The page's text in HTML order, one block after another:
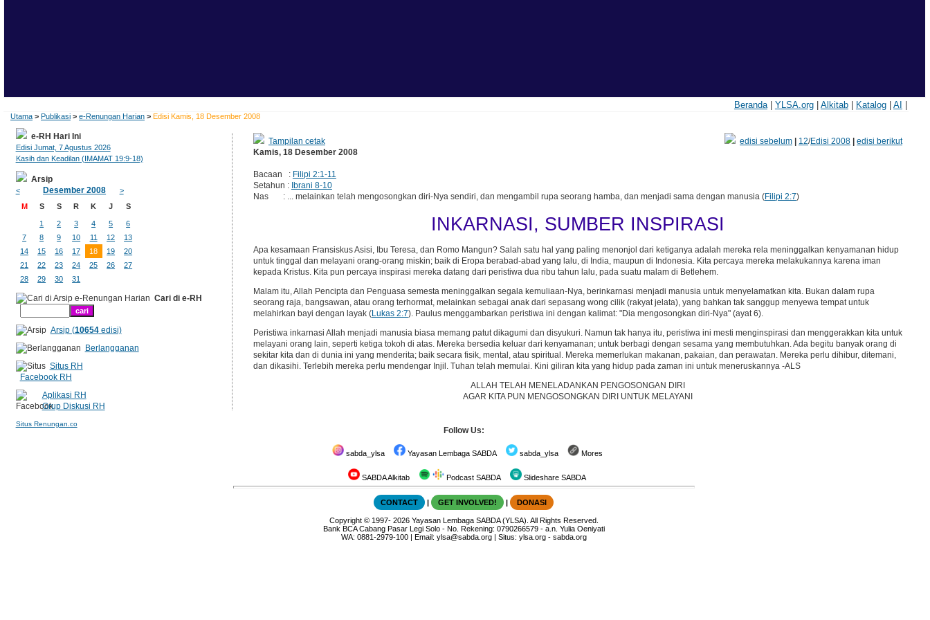
Beranda| YLSA.org| Alkitab| Katalog| AI
Utama > Publikasi > e-Renungan Harian > Edisi Kamis, 18 Desember 2008
Tampilan cetak edisi sebelum| 12/Edisi 2008| edisi berikut
Kamis, 18 Desember 2008
Bacaan : Filipi 2:1-11
Setahun : Ibrani 8-10
Nas : ... melainkan telah mengosongkan diri-Nya sendiri, dan mengambil rupa seorang hamba, dan menjadi sama dengan manusia (Filipi 2:7)
INKARNASI, SUMBER INSPIRASI
Apa kesamaan Fransiskus Asisi, Ibu Teresa, dan Romo Mangun? Salah satu hal yang paling menonjol dari ketiganya adalah mereka rela meninggalkan kenyamanan hidup
untuk tinggal dan melayani orang-orang miskin; baik di Eropa berabad-abad yang lalu, di India, maupun di Indonesia. Kita percaya mereka melakukannya karena iman
kepada Kristus. Kita pun percaya inspirasi mereka datang dari peristiwa dua ribu tahun lalu, pada suatu malam di Betlehem.
Malam itu, Allah Pencipta dan Penguasa semesta meninggalkan segala kemuliaan-Nya, berinkarnasi menjadi manusia untuk menyelamatkan kita. Bukan dalam rupa
seorang raja, bangsawan, atau orang terhormat, melainkan sebagai anak dari sepasang wong cilik (rakyat jelata), yang bahkan tak sanggup menyewa tempat untuk
melahirkan bayi dengan layak (Lukas 2:7). Paulus menggambarkan peristiwa ini dengan kalimat: "Dia mengosongkan diri-Nya" (ayat 6).
Peristiwa inkarnasi Allah menjadi manusia biasa memang patut dikagumi dan disyukuri. Namun tak hanya itu, peristiwa ini mesti menginspirasi dan menggerakkan kita untuk
melayani orang lain, seperti ketiga tokoh di atas. Mereka bersedia keluar dari kenyamanan; untuk berbagi dengan sesama yang membutuhkan. Ada begitu banyak orang di
sekitar kita dan di dunia ini yang menderita; baik secara fisik, mental, atau spiritual. Mereka memerlukan makanan, pakaian, dan perawatan. Mereka perlu dihibur, ditemani,
dan dikasihi. Terlebih mereka perlu mendengar Injil. Tuhan telah memulai. Kini giliran kita yang hidup pada zaman ini untuk meneruskannya -ALS
ALLAH TELAH MENELADANKAN PENGOSONGAN DIRI
AGAR KITA PUN MENGOSONGKAN DIRI UNTUK MELAYANI
e-RH Hari Ini
Edisi Jumat, 7 Agustus 2026
Kasih dan Keadilan (IMAMAT 19:9-18)
Arsip
< Desember 2008
>
M
S S R K J S
1 2 3 4 5
6
7
8 9 10 11 12
13
14
15 16 17 18 19
20
21
22 23 24 25 26
27
28
29 30 31
Cari di e-RH
Arsip (10654edisi)
Berlangganan
Situs RH
Facebook RH
Aplikasi RH
Grup Diskusi RH
Situs Renungan.co
Follow Us:
sabda_ylsa Yayasan Lembaga SABDA sabda_ylsa Mores
SABDA Alkitab Podcast SABDA Slideshare SABDA
CONTACT | GET INVOLVED! | DONASI
Copyright© 1997- 2026 Yayasan Lembaga SABDA (YLSA). All Rights Reserved.
Bank BCA Cabang Pasar Legi Solo - No. Rekening: 0790266579 - a.n. Yulia Oeniyati
WA: 0881-2979-100| Email: ylsa@sabda.org| Situs: ylsa.org- sabda.org